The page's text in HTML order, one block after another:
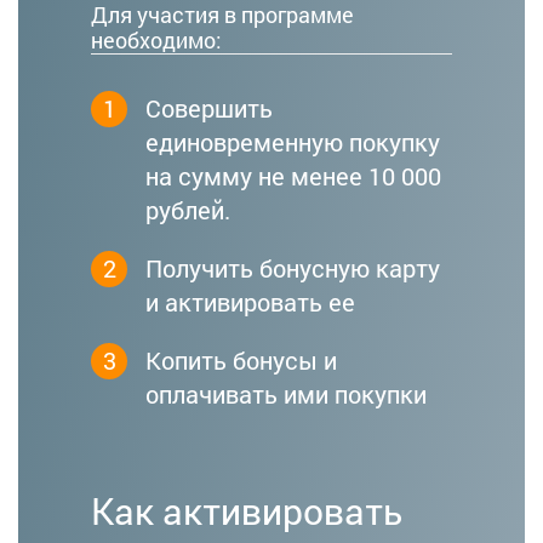
Для участия в программе
необходимо:
1
Совершить
единовременную покупку
на сумму не менее 10 000
рублей.
2
Получить бонусную карту
и активировать ее
3
Копить бонусы и
оплачивать ими покупки
Как активировать